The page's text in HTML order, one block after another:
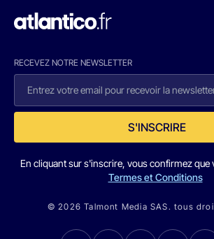
RECEVEZ NOTRE NEWSLETTER
S'INSCRIRE
En cliquant sur s'inscrire, vous confirmez que
Termes et Conditions
© 2026 Talmont Media SAS. tous